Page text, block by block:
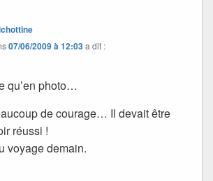
07/06/2009 à 12:03a dit :
qu’en photo…
de courage… Il devait être
réussi !
voyage demain.